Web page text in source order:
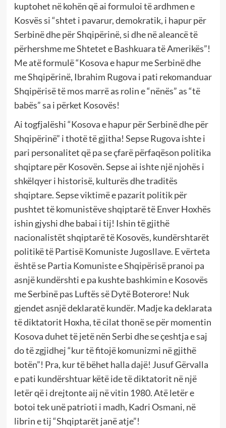
kuptohet në kohën që ai formuloi të ardhmen e
Kosvës si “shtet i pavarur, demokratik, i hapur për
Serbinë dhe për Shqipërinë, si dhe në aleancë të
përhershme me Shtetet e Bashkuara të Amerikës”!
Me atë formulë “Kosova e hapur me Serbinë dhe
me Shqipërinë, Ibrahim Rugova i pati rekomanduar
Shqipërisë të mos marrë as rolin e “nënës” as “të
babës” sa i përket Kosovës!
Ai togfjalëshi “Kosova e hapur për Serbinë dhe për
Shqipërinë” i thotë të gjitha! Sepse Rugova ishte i
pari personalitet që pa se çfarë përfaqëson politika
shqiptare për Kosovën. Sepse ai ishte një njohës i
shkëlqyer i historisë, kulturës dhe traditës
shqiptare. Sepse viktimë e pazarit politik për
pushtet të komunistëve shqiptarë të Enver Hoxhës
ishin gjyshi dhe babai i tij! Ishin të gjithë
nacionalistët shqiptarë të Kosovës, kundërshtarët
politikë të Partisë Komuniste Jugosllave. E vërteta
është se Partia Komuniste e Shqipërisë pranoi pa
asnjë kundërshti e pa kushte bashkimin e Kosovës
me Serbinë pas Luftës së Dytë Boterore! Nuk
gjendet asnjë deklaratë kundër. Madje ka deklarata
të diktatorit Hoxha, të cilat thonë se për momentin
Kosova duhet të jetë nën Serbi dhe se çeshtja e saj
do të zgjidhej “kur të fitojë komunizmi në gjithë
botën”! Pra, kur të bëhet halla dajë! Jusuf Gërvalla
e pati kundërshtuar këtë ide të diktatorit në një
letër që i drejtonte aij në vitin 1980. Atë letër e
botoi tek unë patrioti i madh, Kadri Osmani, në
librin e tij “Shqiptarët janë atje”!